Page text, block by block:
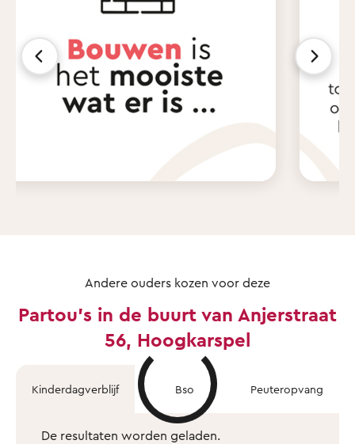
Andere ouders kozen voor deze
Partou's in de buurt van Anjerstraat
56, Hoogkarspel
Kinderdagverblijf Bso Peuteropvang
De resultaten worden geladen.